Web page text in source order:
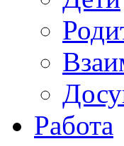
Работа